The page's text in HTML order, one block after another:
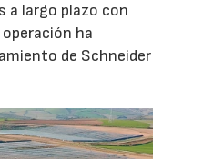
a largo plazo con
ha
de Schneider